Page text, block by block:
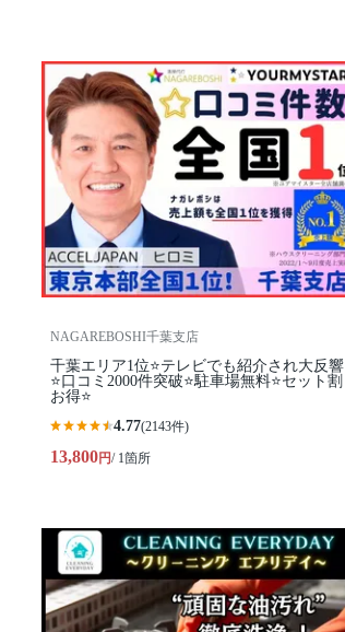
NAGAREBOSHI千葉支店
千葉エリア1位⭐テレビでも紹介され大反響
⭐️口コミ2000件突破⭐️駐車場無料⭐セット割
お得⭐
4.77(2143件)
13,800円/ 1箇所